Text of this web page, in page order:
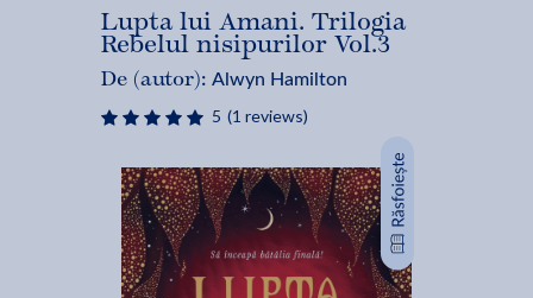
Lupta lui Amani. Trilogia
Rebelul nisipurilor Vol.3
De (autor): Alwyn Hamilton
5 (1 reviews)